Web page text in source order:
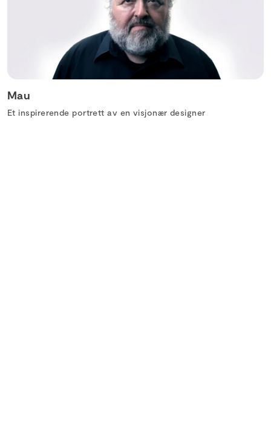
Mau
Et inspirerende portrett av en visjonær designer